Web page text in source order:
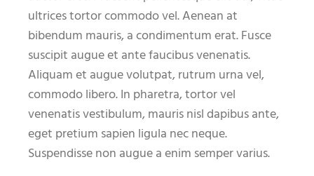
ultrices tortor commodo vel. Aenean at
bibendum mauris, a condimentum erat. Fusce
suscipit augue et ante faucibus venenatis.
Aliquam et augue volutpat, rutrum urna vel,
commodo libero. In pharetra, tortor vel
venenatis vestibulum, mauris nisl dapibus ante,
eget pretium sapien ligula nec neque.
Suspendisse non augue a enim semper varius.